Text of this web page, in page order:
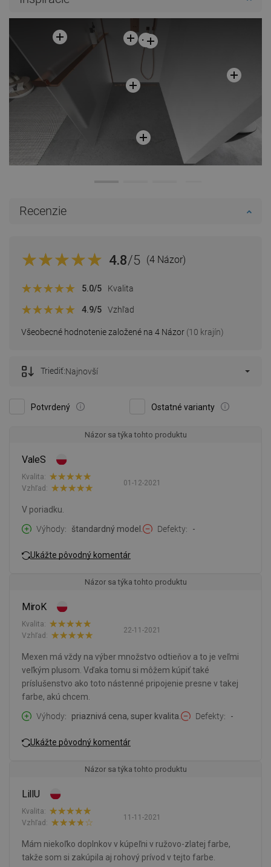
Obľúbené
Porovnaj
Recenzie
4.8/5 (4 Názor)
Všeobecné hodnotenie založené na 4 Názor (10 krajín)
5.0/5 Kvalita
4.9/5 Vzhľad
Potvrdený Ostatné varianty
Triediť:Najnovší
Názor sa týka tohto produktu
ValeS
01-12-2021
Kvalita:
Vzhľad:
V poriadku.
Výhody
štandardný model. Defekty -
Ukážte pôvodný komentár
Názor sa týka tohto produktu
MiroK
22-11-2021
Kvalita:
Vzhľad:
Mexen má vždy na výber množstvo odtieňov a to je veľmi
veľkým plusom. Vďaka tomu si môžem kúpiť také
príslušenstvo ako toto nástenné pripojenie presne v takej
farbe, akú chcem.
Výhody
priaznivá cena, super kvalita. Defekty -
Ukážte pôvodný komentár
Názor sa týka tohto produktu
LillU
11-11-2021
Kvalita:
Vzhľad:
Mám niekoľko doplnkov v kúpeľni v ružovo-zlatej farbe,
takže som si zakúpila aj rohový prívod v tejto farbe.